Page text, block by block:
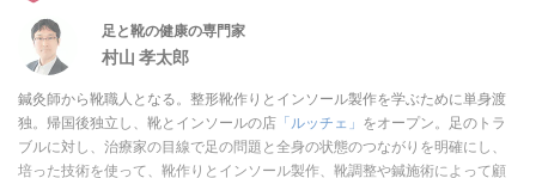
足と靴の健康の専門家
村山 孝太郎
鍼灸師から靴職人となる。整形靴作りとインソール製作を学ぶために単身渡
独。帰国後独立し、靴とインソールの店 「ルッチェ」 をオープン。足のトラ
ブルに対し、治療家の目線で足の問題と全身の状態のつながりを明確にし、
培った技術を使って、靴作りとインソール製作、靴調整や鍼施術によって顧